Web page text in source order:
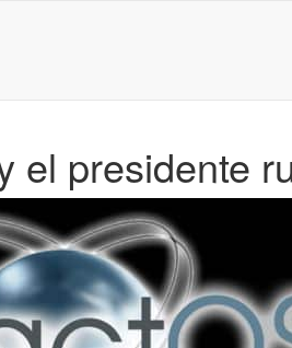
el presidente